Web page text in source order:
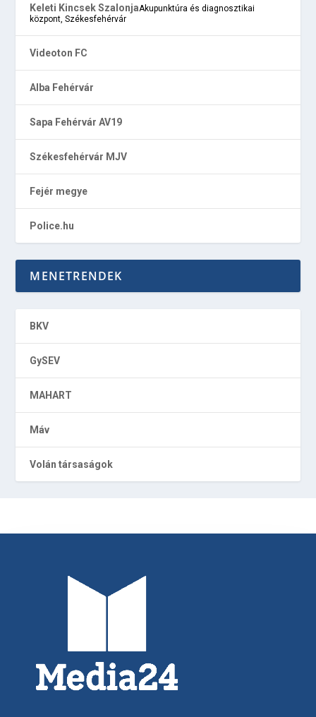
Keleti Kincsek SzalonjaAkupunktúra és diagnosztikai
központ, Székesfehérvár
Videoton FC
Alba Fehérvár
Sapa Fehérvár AV19
Székesfehérvár MJV
Fejér megye
Police.hu
MENETRENDEK
BKV
GySEV
MAHART
Máv
Volán társaságok